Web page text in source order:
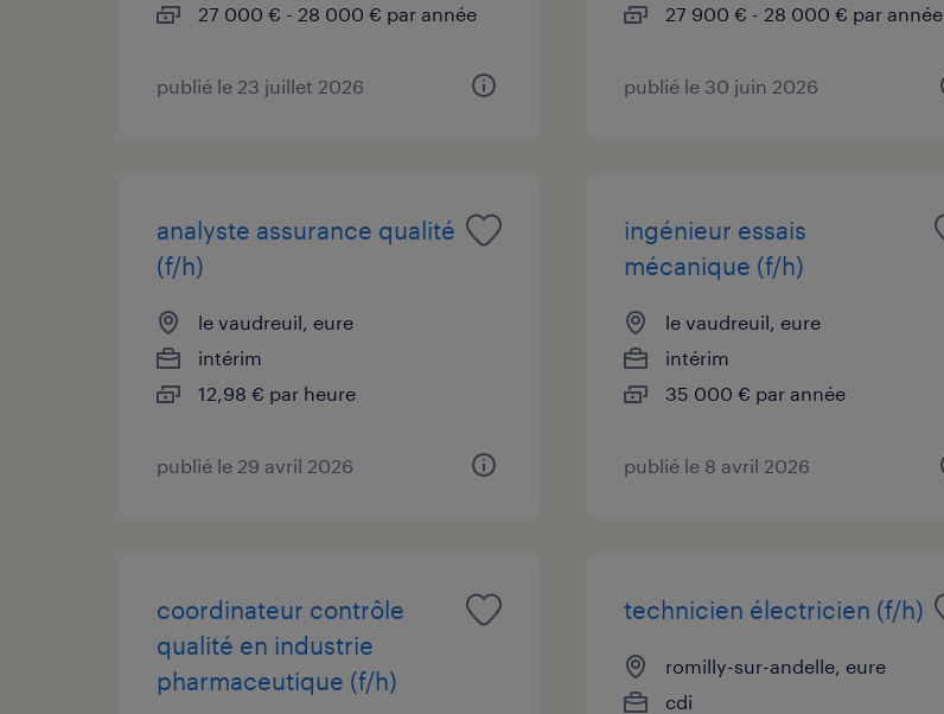
27 000 € - 28 000 € par année
publié le 23 juillet 2026
27 900 € - 28 000 € par année
publié le 30 juin 2026
analyste assurance qualité
(f/h)
le vaudreuil, eure
intérim
12,98 € par heure
publié le 29 avril 2026
ingénieur essais
mécanique (f/h)
le vaudreuil, eure
intérim
35 000 € par année
publié le 8 avril 2026
coordinateur contrôle
qualité en industrie
pharmaceutique (f/h)
technicien électricien (f/h)
romilly-sur-andelle, eure
cdi